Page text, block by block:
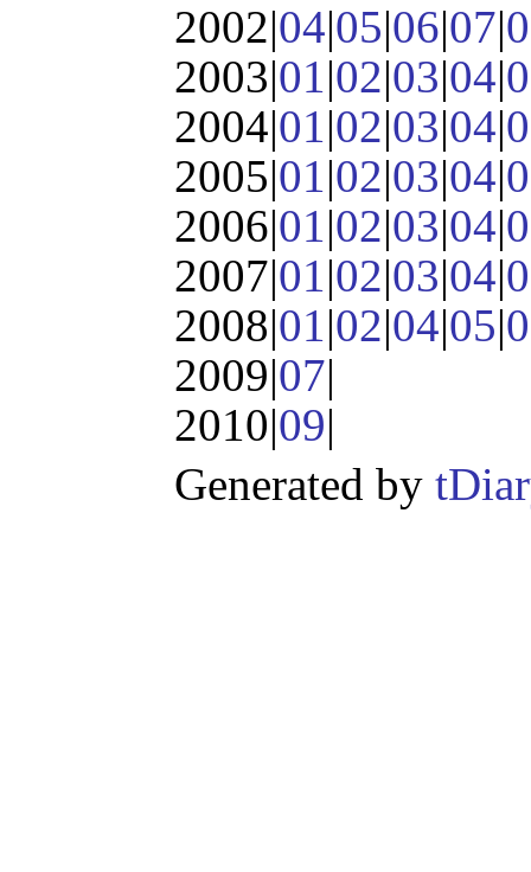
2002|04|05|06|07|
2003|01|02|03|04|
2004|01|02|03|04|
2005|01|02|03|04|
2006|01|02|03|04|
2007|01|02|03|04|
2008|01|02|04|05|
2009|07|
2010|09|
Generated by